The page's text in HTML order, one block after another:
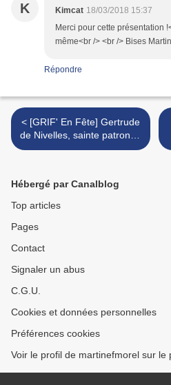
K Kimcat 18/03/2018 15:37
Merci pour cette présentation
même<br /> <br /> Bises
Répondre
< [GRIF' En Fête] Gertrude
de Nivelles, sainte patronne
des chats, fêtée le 17 mars.
Hébergé par Canalblog
Top articles
Pages
Contact
Signaler un abus
C.G.U.
Cookies et données personnelles
Préférences cookies
Voir le profil de martinefmorel sur le